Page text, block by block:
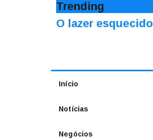
Trending
O lazer esquecido
Início
Notícias
Negócios